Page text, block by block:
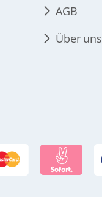
AGB
Über uns